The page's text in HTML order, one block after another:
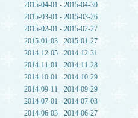
2015-04-01 - 2015-04-30
2015-03-01 - 2015-03-26
2015-02-01 - 2015-02-27
2015-01-03 - 2015-01-27
2014-12-05 - 2014-12-31
2014-11-01 - 2014-11-28
2014-10-01 - 2014-10-29
2014-09-11 - 2014-09-29
2014-07-01 - 2014-07-03
2014-06-03 - 2014-06-27